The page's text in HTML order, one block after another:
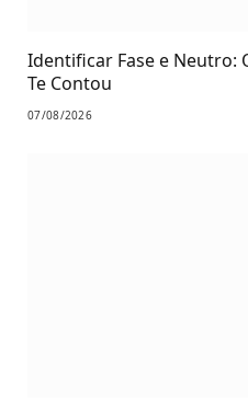
Identificar Fase e Neutro:
Te Contou
07/08/2026